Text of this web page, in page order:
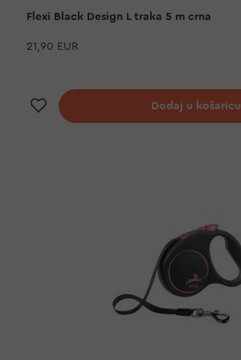
Flexi Black Design L traka 5 m crna
21,90 EUR
Dodaj na listu želja
Dodaj u košaricu